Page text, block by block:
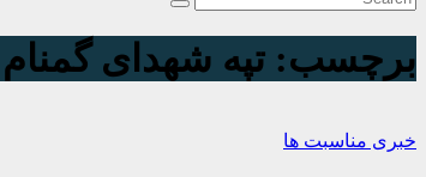
برچسب: تپه شهدای
خبری مناسبت ها